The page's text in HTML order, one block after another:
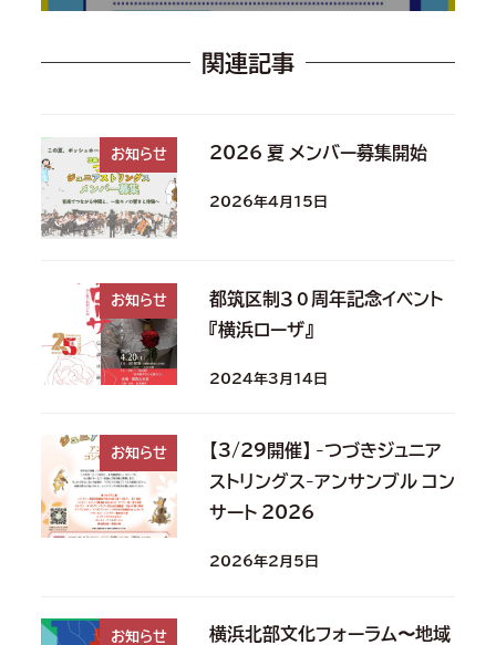
関連記事
お知らせ 2026 夏 メンバー募集開始
2026年4月15日
お知らせ
都筑区制３０周年記念イベント
『横浜ローザ』
2024年3月14日
お知らせ
【3/29開催】 -つづきジュニア
ストリングス-アンサンブル コン
サート 2026
2026年2月5日
お知らせ
横浜北部文化フォーラム〜地域